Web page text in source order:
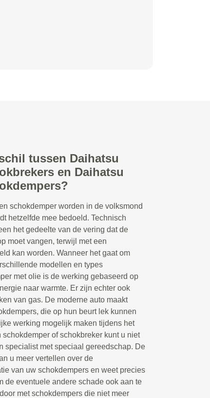
tussen Daihatsu
en Daihatsu
schokdemper worden in de volksmond
hetzelfde mee bedoeld. Technisch
het gedeelte van de vering dat de
moet vangen, terwijl met een
kan worden. Wanneer het gaat om
modellen en types
met olie is de werking gebaseerd op
naar warmte. Er zijn echter ook
van gas. De moderne auto maakt
die op hun beurt lek kunnen
werking mogelijk maken tijdens het
of schokbreker kunt u niet
specialist met speciaal gereedschap. De
u meer vertellen over de
van uw schokdempers en weet precies
de eventuele andere schade ook aan te
met schokdempers die niet meer